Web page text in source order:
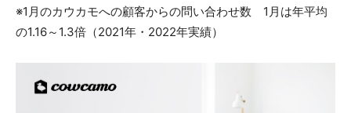
※1月のカウカモへの顧客からの問い合わせ数 1月は年平均
の1.16～1.3倍（2021年・2022年実績）